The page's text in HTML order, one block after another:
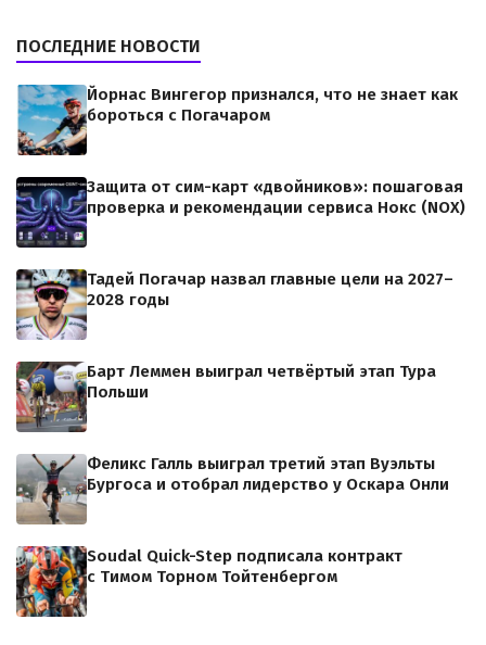
ПОСЛЕДНИЕ НОВОСТИ
Йорнас Вингегор признался, что не знает как
бороться с Погачаром
Защита от сим-карт «двойников»: пошаговая
проверка и рекомендации сервиса Нокс (NOX)
Тадей Погачар назвал главные цели на 2027–
2028 годы
Барт Леммен выиграл четвёртый этап Тура
Польши
Феликс Галль выиграл третий этап Вуэльты
Бургоса и отобрал лидерство у Оскара Онли
Soudal Quick-Step подписала контракт
с Тимом Торном Тойтенбергом